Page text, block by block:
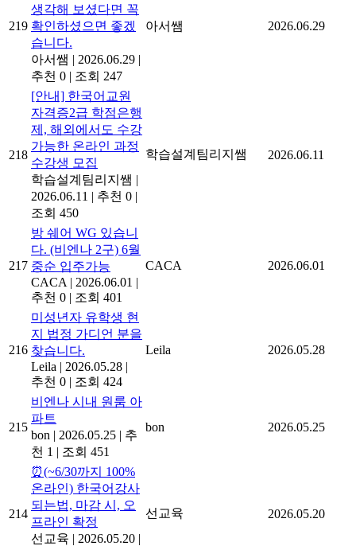
219
생각해 보셨다면 꼭
확인하셨으면 좋겠
습니다.
아서쌤 | 2026.06.29 |
추천 0 | 조회 247
아서쌤 2026.06.29
218
[안내] 한국어교원
자격증2급 학점은행
제, 해외에서도 수강
가능한 온라인 과정
수강생 모집
학습설계팀리지쌤 |
2026.06.11 | 추천 0 |
조회 450
학습설계팀리지쌤 2026.06.11
217
방 쉐어 WG 있습니
다. (비엔나 2구) 6월
중순 입주가능
CACA | 2026.06.01 |
추천 0 | 조회 401
CACA 2026.06.01
216
미성년자 유학생 현
지 법정 가디언 분을
찾습니다.
Leila | 2026.05.28 |
추천 0 | 조회 424
Leila 2026.05.28
215
비엔나 시내 원룸 아
파트
bon | 2026.05.25 | 추
천 1 | 조회 451
bon 2026.05.25
214
⏰(~6/30까지 100%
온라인) 한국어강사
되는법, 마감 시, 오
프라인 확정
선교육 | 2026.05.20 |
선교육 2026.05.20